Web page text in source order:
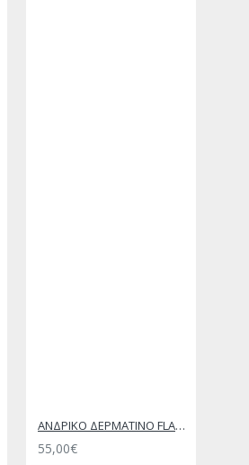
ΑΝΔΡΙΚΟ ΔΕΡΜΑΤΙΝΟ FLAT ΣΑΝΔΑΛΙ ΤΖΙΝ ΚΕΡΙ ΕΚΤΟΡΑΣ
55,00€